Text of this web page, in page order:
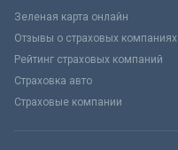
Зеленая карта онлайн
Отзывы о страховых компаниях
Рейтинг страховых компаний
Страховка авто
Страховые компании